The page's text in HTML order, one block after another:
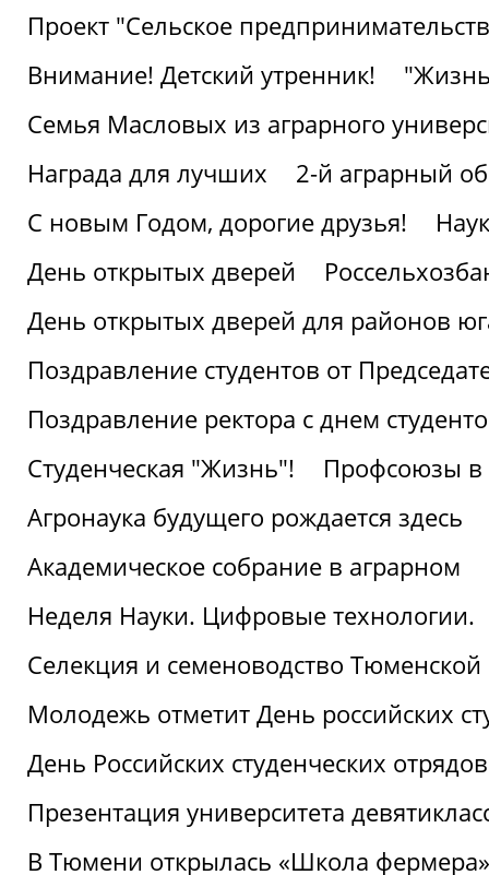
Проект "Сельское
Внимание! Детский утренник!
Семья Масловых из аграрного
Награда для лучших
2-й аграрный
С новым Годом, дорогие друзья!
День открытых дверей
День открытых дверей для районов
Поздравление студентов от
Поздравление ректора с днем
Студенческая "Жизнь"!
Профсоюзы в
Агронаука будущего рождается здесь
Академическое собрание в аграрном
Неделя Науки. Цифровые технологии.
Селекция и семеноводство Тюменской
Молодежь отметит День российских
День Российских студенческих
Презентация университета
В Тюмени открылась «Школа фермера»